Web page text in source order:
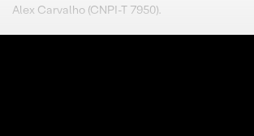
Alex Carvalho (CNPI-T 7950).